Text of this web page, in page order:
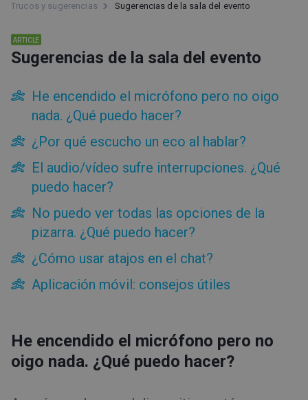
Sala del evento
Trucos y sugerencias
Para los asistentes
Sugerencias del panel de cuenta
hacer?
¿Por qué escucho un eco al hablar?
No puedo ver todas las opciones de la pizarra. ¿Qué puedo
hacer?
Aplicación móvil: consejos útiles
Herramientas
Trucos y sugerencias
Sugerencias de la sala del evento
ARTICLE
Sugerencias de la sala del evento
He encendido el micrófono pero no oigo
nada. ¿Qué puedo hacer?
¿Por qué escucho un eco al hablar?
El audio/vídeo sufre interrupciones. ¿Qué
puedo hacer?
No puedo ver todas las opciones de la
pizarra. ¿Qué puedo hacer?
¿Cómo usar atajos en el chat?
Aplicación móvil: consejos útiles
He encendido el micrófono pero no
oigo nada. ¿Qué puedo hacer?